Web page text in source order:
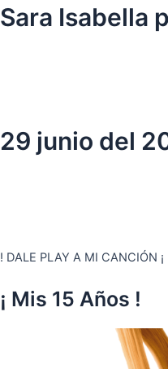
Ir
al
Sara Isabella
29 junio del
! DALE PLAY A MI CANCIÓN ¡
¡ Mis 15 Años !